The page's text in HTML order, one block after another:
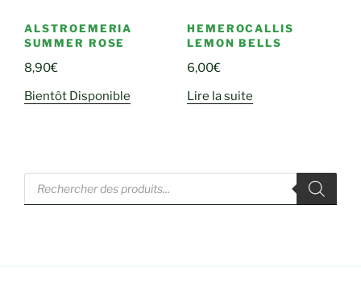
ALSTROEMERIA
SUMMER ROSE
8,90€
Bientôt Disponible
HEMEROCALLIS
LEMON BELLS
6,00€
Lire la suite
Recherche
produits